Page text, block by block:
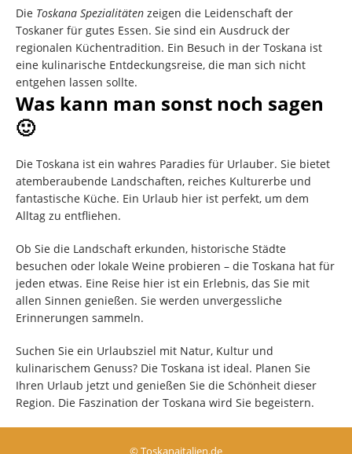
Die Toskana Spezialitäten zeigen die Leidenschaft der
Toskaner für gutes Essen. Sie sind ein Ausdruck der
regionalen Küchentradition. Ein Besuch in der Toskana ist
eine kulinarische Entdeckungsreise, die man sich nicht
entgehen lassen sollte.
Was kann man sonst noch sagen
🙂
Die Toskana ist ein wahres Paradies für Urlauber. Sie bietet
atemberaubende Landschaften, reiches Kulturerbe und
fantastische Küche. Ein Urlaub hier ist perfekt, um dem
Alltag zu entfliehen.
Ob Sie die Landschaft erkunden, historische Städte
besuchen oder lokale Weine probieren – die Toskana hat für
jeden etwas. Eine Reise hier ist ein Erlebnis, das Sie mit
allen Sinnen genießen. Sie werden unvergessliche
Erinnerungen sammeln.
Suchen Sie ein Urlaubsziel mit Natur, Kultur und
kulinarischem Genuss? Die Toskana ist ideal. Planen Sie
Ihren Urlaub jetzt und genießen Sie die Schönheit dieser
Region. Die Faszination der Toskana wird Sie begeistern.
© Toskanaitalien.de